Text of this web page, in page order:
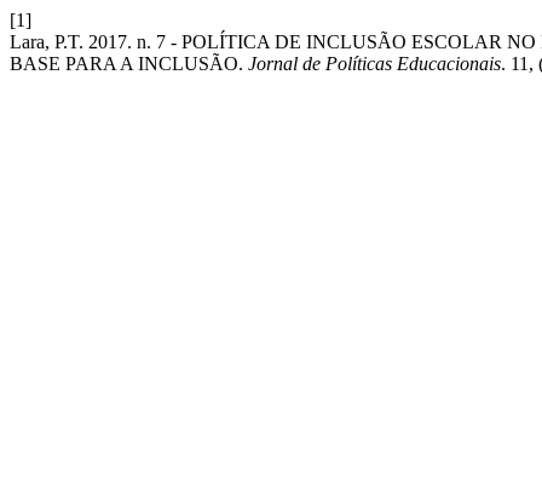
[1]
Lara, P.T. 2017. n. 7 - POLÍTICA DE INCLUSÃO ESCOLAR
BASE PARA A INCLUSÃO. Jornal de Políticas Educacionais. 11,